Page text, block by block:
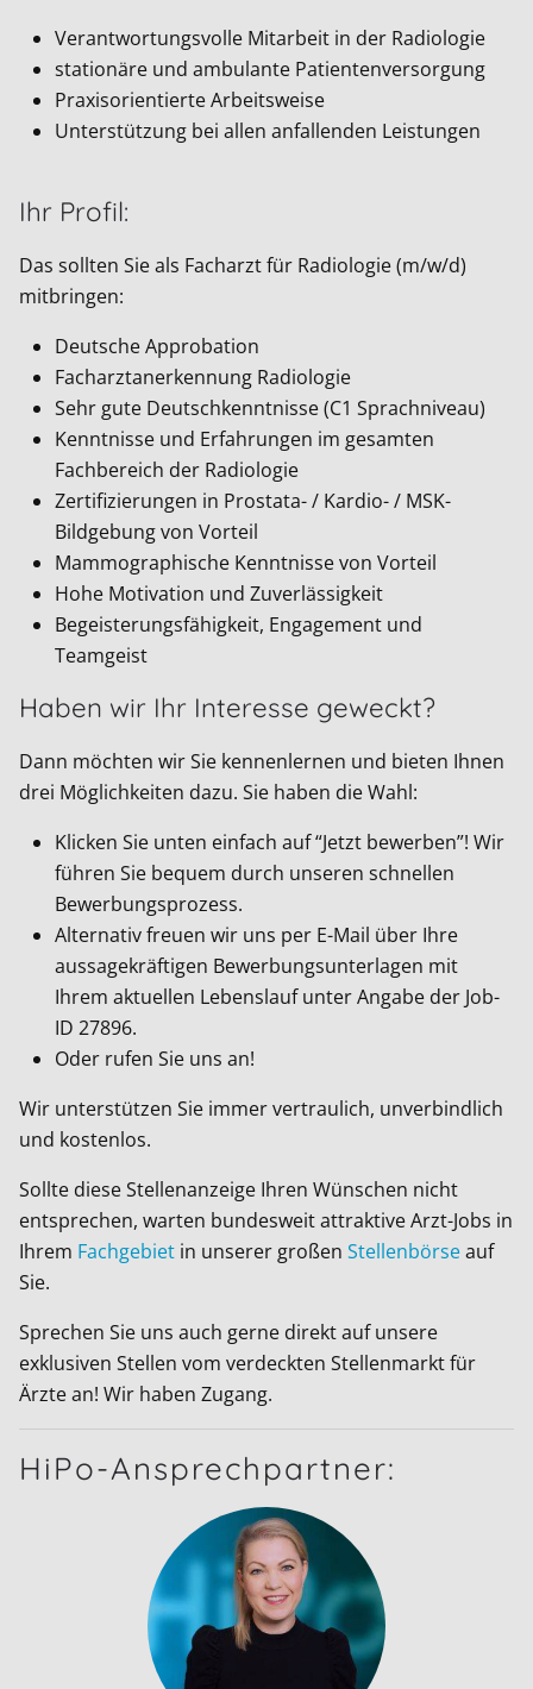
Verantwortungsvolle Mitarbeit in der Radiologie
stationäre und ambulante Patientenversorgung
Praxisorientierte Arbeitsweise
Unterstützung bei allen anfallenden Leistungen
Ihr Profil:
Das sollten Sie als Facharzt für Radiologie (m/w/d)
mitbringen:
Deutsche Approbation
Facharztanerkennung Radiologie
Sehr gute Deutschkenntnisse (C1 Sprachniveau)
Kenntnisse und Erfahrungen im gesamten
Fachbereich der Radiologie
Zertifizierungen in Prostata- / Kardio- / MSK-
Bildgebung von Vorteil
Mammographische Kenntnisse von Vorteil
Hohe Motivation und Zuverlässigkeit
Begeisterungsfähigkeit, Engagement und
Teamgeist
Haben wir Ihr Interesse geweckt?
Dann möchten wir Sie kennenlernen und bieten Ihnen
drei Möglichkeiten dazu. Sie haben die Wahl:
Klicken Sie unten einfach auf “Jetzt bewerben”! Wir
führen Sie bequem durch unseren schnellen
Bewerbungsprozess.
Alternativ freuen wir uns per E-Mail über Ihre
aussagekräftigen Bewerbungsunterlagen mit
Ihrem aktuellen Lebenslauf unter Angabe der Job-
ID 27896.
Oder rufen Sie uns an!
Wir unterstützen Sie immer vertraulich, unverbindlich
und kostenlos.
Sollte diese Stellenanzeige Ihren Wünschen nicht
entsprechen, warten bundesweit attraktive Arzt-Jobs in
Ihrem Fachgebiet in unserer großen Stellenbörseauf
Sie.
Sprechen Sie uns auch gerne direkt auf unsere
exklusiven Stellen vom verdeckten Stellenmarkt für
Ärzte an! Wir haben Zugang.
HiPo-Ansprechpartner: